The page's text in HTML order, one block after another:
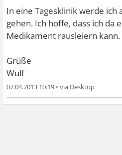
In eine Tagesklinik werde ich
gehen. Ich hoffe, dass ich da
Medikament rausleiern kann.
Grüße
Wulf
07.04.2013 10:19 •